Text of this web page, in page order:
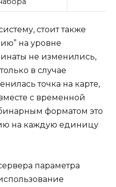
стоит также
на уровне
не изменились,
в случае
точка на карте,
с временной
форматом это
на каждую единицу
параметра